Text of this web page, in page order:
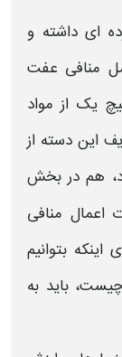
ای داشته و
منافی عفت
یک از مواد
این دسته از
است و صرفا، در 6 مورد، هم در بخش
اعمال منافی
بتوانیم
چیست،باید به